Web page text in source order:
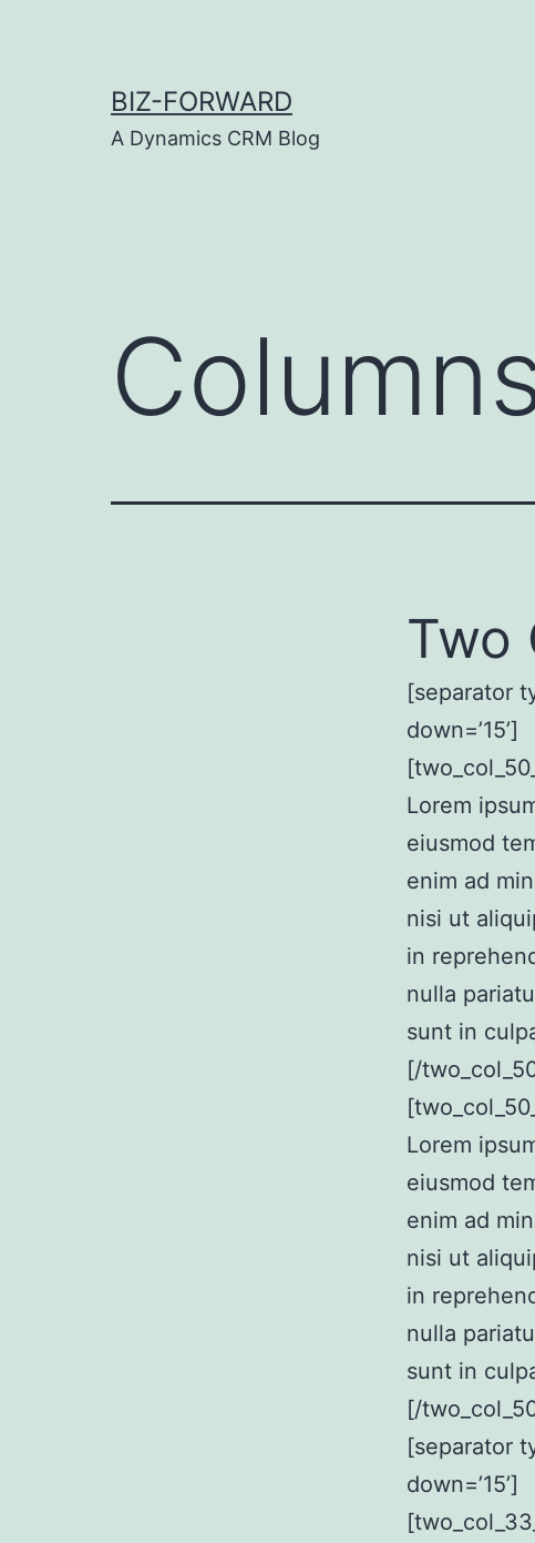
BIZ-FORWARD
A Dynamics CRM Blog
Two
[separator
down=’15’]
Lorem
eiusmod
enim ad
nisi ut
in
nulla
sunt in
[/
Lorem
eiusmod
enim ad
nisi ut
in
nulla
sunt in
[/
[separator
down=’15’]